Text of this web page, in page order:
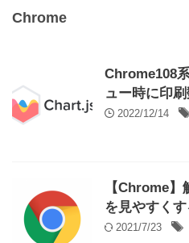
Chrome
Chrome108
ュー時に印
2022/12/14
【Chrome
を見やすく
2021/7/23